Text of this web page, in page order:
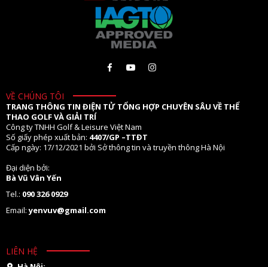
VỀ CHÚNG TÔI
TRANG THÔNG TIN ĐIỆN TỬ TỔNG HỢP CHUYÊN SÂU VỀ THỂ
THAO GOLF VÀ GIẢI TRÍ
Công ty TNHH Golf & Leisure Việt Nam
Số giấy phép xuất bản: 4407/GP –TTĐT
Cấp ngày: 17/12/2021 bởi Sở thông tin và truyền thông Hà Nội
Đại diện bởi:
Bà Vũ Vân Yến
Tel.: 090 326 0929
Email:yenvuv@gmail.com
LIÊN HỆ